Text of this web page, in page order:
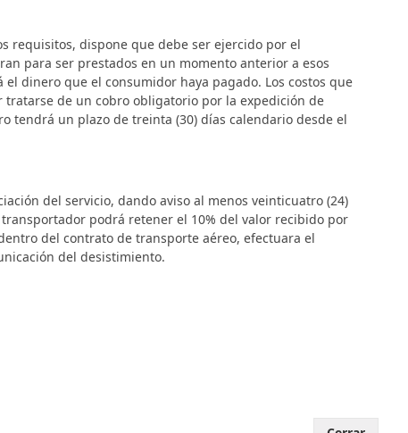
requisitos, dispone que debe ser ejercido por el
para ser prestados en un momento anterior a esos
dinero que el consumidor haya pagado. Los costos que
de un cobro obligatorio por la expedición de
tendrá un plazo de treinta (30) días calendario desde el
del servicio, dando aviso al menos veinticuatro (24)
transportador podrá retener el 10% del valor recibido por
del contrato de transporte aéreo, efectuara el
del desistimiento.